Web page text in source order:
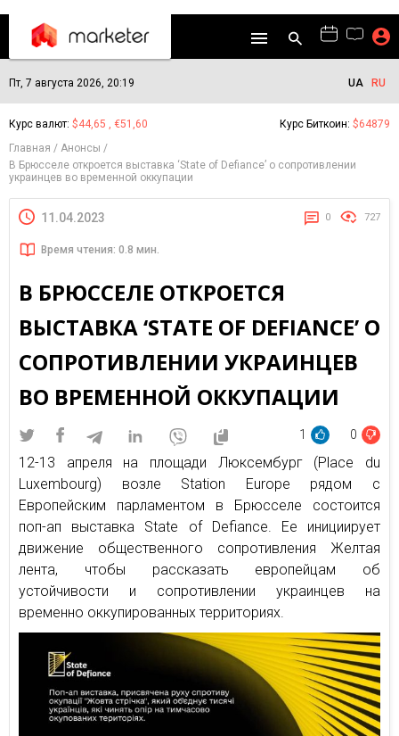
Пт, 7 августа 2026, 20:19 UA RU
Курс валют: $44,65 , €51,60 Курс Биткоин: $64879
Главная
Анонсы
В Брюсселе откроется выставка ‘State of Defiance’ о сопротивлении
украинцев во временной оккупации
11.04.2023 0 727
Время чтения: 0.8 мин.
В БРЮССЕЛЕ ОТКРОЕТСЯ
ВЫСТАВКА ‘STATE OF DEFIANCE’ О
СОПРОТИВЛЕНИИ УКРАИНЦЕВ
ВО ВРЕМЕННОЙ ОККУПАЦИИ
1 0
12-13 апреля на площади Люксембург (Place du
Luxembourg) возле Station Europe рядом с
Европейским парламентом в Брюсселе состоится
поп-ап выставка State of Defiance. Ее инициирует
движение общественного сопротивления Желтая
лента, чтобы рассказать европейцам об
устойчивости и сопротивлении украинцев на
временно оккупированных территориях.